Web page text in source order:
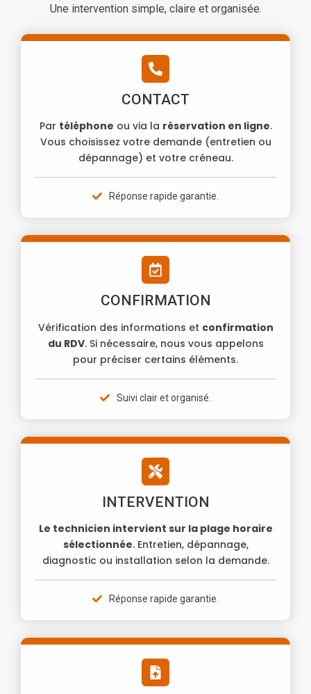
Une intervention simple, claire et organisée.
CONTACT
Par téléphone ou via la réservation en ligne.
Vous choisissez votre demande (entretien ou
dépannage) et votre créneau.
Réponse rapide garantie.
CONFIRMATION
Vérification des informations et confirmation
du RDV. Si nécessaire, nous vous appelons
pour préciser certains éléments.
Suivi clair et organisé.
INTERVENTION
Le technicien intervient sur la plage horaire
sélectionnée. Entretien, dépannage,
diagnostic ou installation selon la demande.
Réponse rapide garantie.